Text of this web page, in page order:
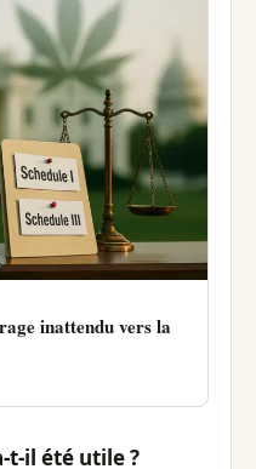
inattendu vers la
t-il été utile ?